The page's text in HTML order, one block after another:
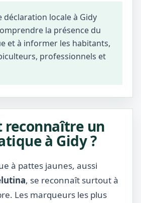
déclaration locale à Gidy
la présence du
et à informer les habitants,
professionnels et
reconnaître un
à Gidy ?
à pattes jaunes, aussi
, se reconnaît surtout à
Les marqueurs les plus